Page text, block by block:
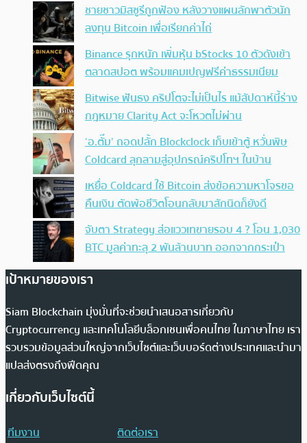
ชายชาวมิสซูรีถูกฟ้อง หลังวางแผนลักพาตัวนัก
ลงทุน Bitcoin เพื่อเรียกค่าไถ่
Binance รุกหนัก เพิ่มหุ้น bStocks 10 ตัวดังเข้า
ตลาดสปอต พร้อมแคมเปญฟรีค่าธรรมเนียม
Bitwise ฟันธง คริปโตจะไม่เป็นไร แม้สัปดาห์นี้ร่าง
กฎหมาย Clarity Act จะโหวตไม่ผ่าน
‘อ.ตั๊ม’ ถอดปลั้ก Blockclock เก็บเข้าตู้ หวั่นพิษ
Coldcard ลุกลามสู่อุปกรณ์คริปโทฯ ในบ้าน
เหยื่อ Coldcard ใช้ Bitcoin ส่งข้อความหาโจรขอ
คืนเงิน ตัดพ้อชีวิตโอนกลับมาสักนิดก็ยังดี
จับตา Strategy ส่อแววเทขายรอบ 4 ? โอน 1,030
BTC มูลค่าทะลุ 2 พันล้านบาท ออกจากกระเป๋า
เป้าหมายของเรา
Siam Blockchain มุ่งมั่นที่จะช่วยนำเสนอสารเกี่ยวกับ
Cryptocurrency และเทคโนโลยีบล็อกเชนเพื่อคนไทย ในภาษาไทย เรา
รวบรวมข้อมูลส่วนใหญ่จากเว็บไซต์และเว็บบอร์ดต่างประเทศและนำมา
แปลส่งตรงถึงฟีดคุณ
เกี่ยวกับเว็บไซต์นี้
ทีมงาน
ติดต่อเรา